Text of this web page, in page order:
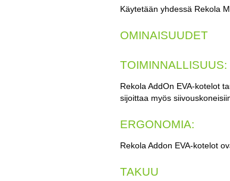
Käytetään yhdessä Rekola
OMINAISUUDET
TOIMINNALLISUUS:
Rekola AddOn EVA-kotelot
sijoittaa myös
ERGONOMIA:
Rekola Addon EVA-kotelot
TAKUU